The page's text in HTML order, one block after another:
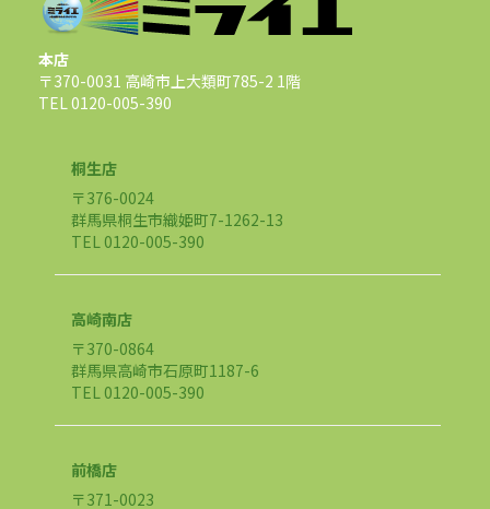
本店
〒370-0031 高崎市上大類町785-2 1階
TEL 0120-005-390
桐生店
〒376-0024
群馬県桐生市織姫町7-1262-13
TEL 0120-005-390
高崎南店
〒370-0864
群馬県高崎市石原町1187-6
TEL 0120-005-390
前橋店
〒371-0023